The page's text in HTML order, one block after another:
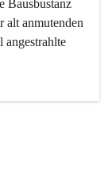
Bausbustanz
alt anmutenden
angestrahlte
aber integrativer